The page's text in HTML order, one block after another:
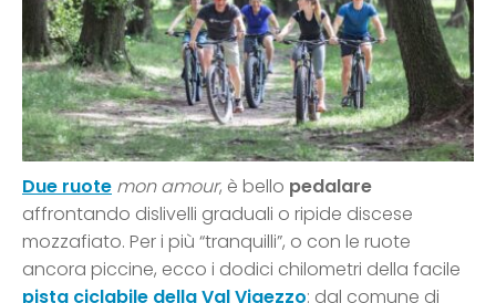
Due ruote mon amour, è bello pedalare
affrontando dislivelli graduali o ripide discese
mozzafiato. Per i più “tranquilli”, o con le ruote
ancora piccine, ecco i dodici chilometri della facile
pista ciclabile della Val Vigezzo: dal comune di